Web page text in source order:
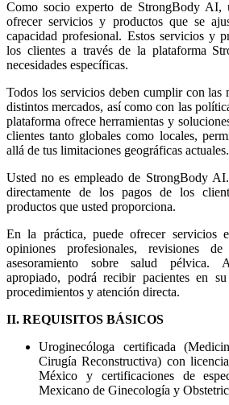
Como socio experto de StrongBody AI,
ofrecer servicios y productos que se
capacidad profesional. Estos servicios y
los clientes a través de la plataforma
necesidades específicas.
Todos los servicios deben cumplir con las
distintos mercados, así como con las
plataforma ofrece herramientas y
clientes tanto globales como locales,
allá de tus limitaciones geográficas actuales.
Usted no es empleado de StrongBody
directamente de los pagos de los
productos que usted proporciona.
En la práctica, puede ofrecer servicios
opiniones profesionales, revisiones
asesoramiento sobre salud pélvica.
apropiado, podrá recibir pacientes en
procedimientos y atención directa.
II. REQUISITOS BÁSICOS
Uroginecóloga certificada
Cirugía Reconstructiva) con
México y certificaciones de
Mexicano de Ginecología y